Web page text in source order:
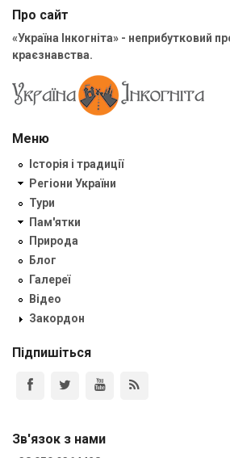
Про сайт
«Україна Інкогніта» - неприбутковий
краєзнавства.
Меню
Історія і традиції
Регіони України
Тури
Пам'ятки
Природа
Блог
Галереї
Відео
Закордон
Підпишіться
Зв'язок з нами